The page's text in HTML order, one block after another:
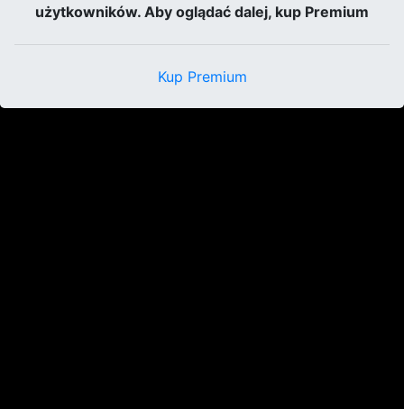
użytkowników. Aby oglądać dalej, kup Premium
Kup Premium